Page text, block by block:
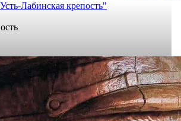
Лабинская крепость"